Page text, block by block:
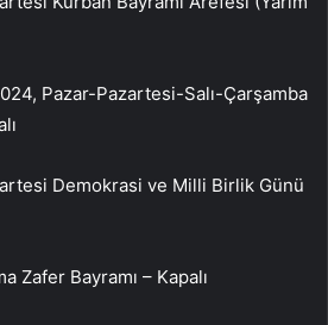
Pazar-Pazartesi-Salı-Çarşamba
Demokrasi ve Milli Birlik Günü
Zafer Bayramı – Kapalı